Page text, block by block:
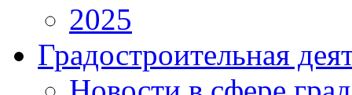
2025
Градостроительная